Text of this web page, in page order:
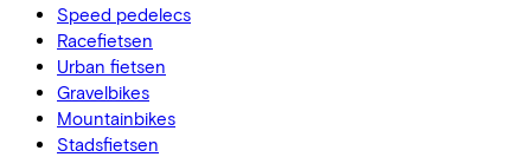
Speed pedelecs
Racefietsen
Urban fietsen
Gravelbikes
Mountainbikes
Stadsfietsen